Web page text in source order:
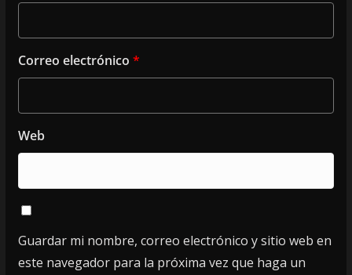
Correo electrónico *
Web
Guardar mi nombre, correo electrónico y sitio web en
este navegador para la próxima vez que haga un